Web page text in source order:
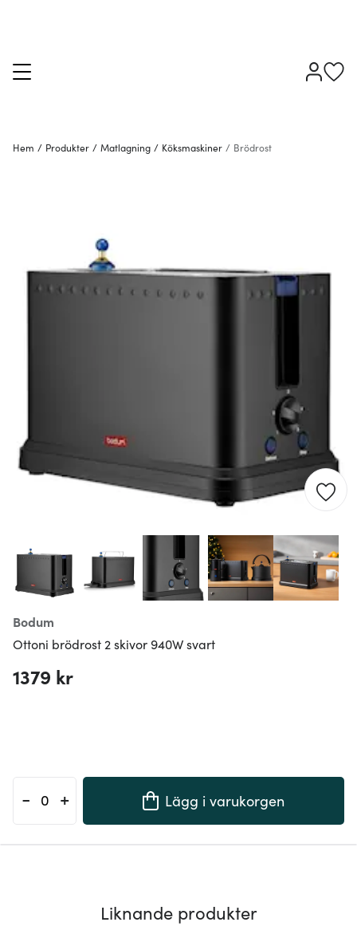
Hem / Produkter / Matlagning / Köksmaskiner / Brödrost
Bodum
Ottoni brödrost 2 skivor 940W svart
1379 kr
- + Lägg i varukorgen
Liknande produkter